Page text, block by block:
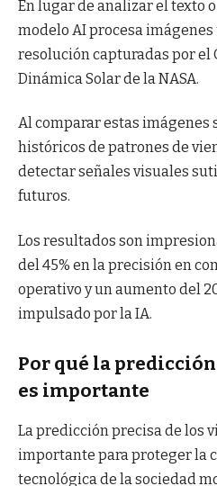
En lugar de analizar el texto
modelo AI procesa
resolución capturadas por el
Dinámica Solar de la NASA.
Al comparar estas imágenes
históricos de patrones de
detectar señales visuales
futuros.
Los resultados son
del 45% en la precisión en
operativo y un aumento del
impulsado por la IA.
Por qué la
es importante
La predicción precisa de los
importante para proteger la
tecnológica de la sociedad